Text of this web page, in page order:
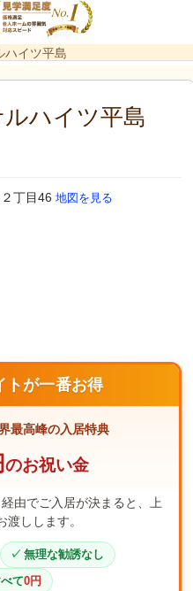
ハイツ平島
ハイツ平島
丁目46 地図を見る
トが一番お得
最高峰の入居特典
のお祝い金
由でご入居が決まると、上
渡しします。
無理な勧誘なし
て0円